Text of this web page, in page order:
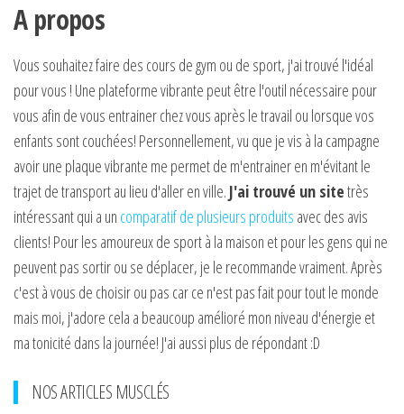
A propos
Vous souhaitez faire des cours de gym ou de sport, j'ai trouvé l'idéal
pour vous ! Une plateforme vibrante peut être l'outil nécessaire pour
vous afin de vous entrainer chez vous après le travail ou lorsque vos
enfants sont couchées! Personnellement, vu que je vis à la campagne
avoir une plaque vibrante me permet de m'entrainer en m'évitant le
trajet de transport au lieu d'aller en ville. J'ai trouvé un sitetrès
intéressant qui a un comparatif de plusieurs produits avec des avis
clients! Pour les amoureux de sport à la maison et pour les gens qui ne
peuvent pas sortir ou se déplacer, je le recommande vraiment. Après
c'est à vous de choisir ou pas car ce n'est pas fait pour tout le monde
mais moi, j'adore cela a beaucoup amélioré mon niveau d'énergie et
ma tonicité dans la journée! J'ai aussi plus de répondant :D
NOS ARTICLES MUSCLÉS